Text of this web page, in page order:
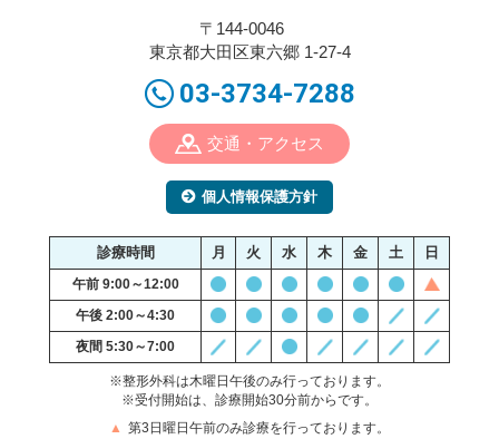
〒144-0046
東京都大田区東六郷 1-27-4
03-3734-7288
交通・アクセス
個人情報保護方針
診療時間 月 火 水 木 金 土 日
午前 9:00～12:00
午後 2:00～4:30
夜間 5:30～7:00
※整形外科は木曜日午後のみ行っております。
※受付開始は、診療開始30分前からです。
▲ 第3日曜日午前のみ診療を行っております。